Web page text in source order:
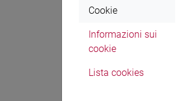
Cookie
Informazioni sui
cookie
Lista cookies